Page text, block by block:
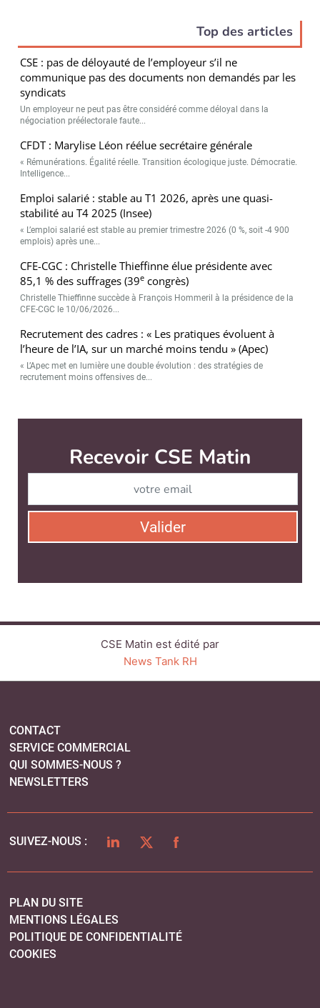
Top des articles
CSE : pas de déloyauté de l’employeur s’il ne
communique pas des documents non demandés par les
syndicats
Un employeur ne peut pas être considéré comme déloyal dans la
négociation préélectorale faute...
CFDT : Marylise Léon réélue secrétaire générale
« Rémunérations. Égalité réelle. Transition écologique juste. Démocratie.
Intelligence...
Emploi salarié : stable au T1 2026, après une quasi-
stabilité au T4 2025 (Insee)
« L’emploi salarié est stable au premier trimestre 2026 (0 %, soit -4 900
emplois) après une...
CFE-CGC : Christelle Thieffinne élue présidente avec
85,1 % des suffrages (39e congrès)
Christelle Thieffinne succède à François Hommeril à la présidence de la
CFE-CGC le 10/06/2026...
Recrutement des cadres : « Les pratiques évoluent à
l’heure de l’IA, sur un marché moins tendu » (Apec)
« L’Apec met en lumière une double évolution : des stratégies de
recrutement moins offensives de...
Recevoir CSE Matin
Valider
CSE Matin est édité par
News Tank RH
CONTACT
SERVICE COMMERCIAL
QUI SOMMES-NOUS ?
NEWSLETTERS
SUIVEZ-NOUS : LINKEDINTWITTERFACEBOOK
PLAN DU SITE
MENTIONS LÉGALES
POLITIQUE DE CONFIDENTIALITÉ
COOKIES